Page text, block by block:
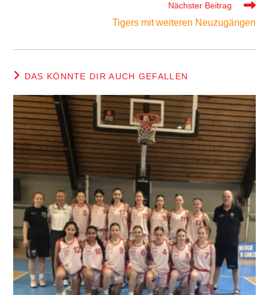
Nächster Beitrag
Tigers mit weiteren Neuzugängen
DAS KÖNNTE DIR AUCH GEFALLEN